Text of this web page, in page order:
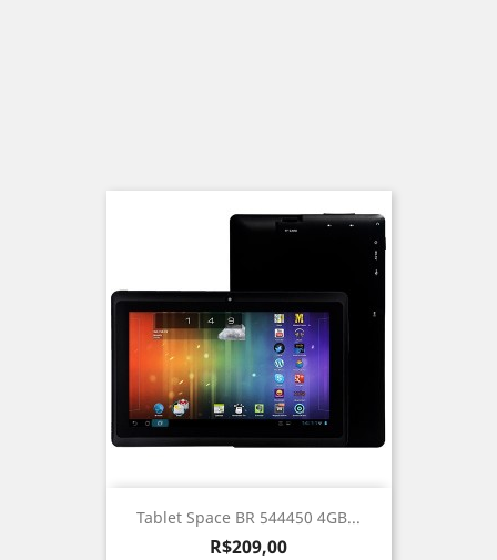
Tablet Space BR 544450 4GB...
Preço
R$209,00